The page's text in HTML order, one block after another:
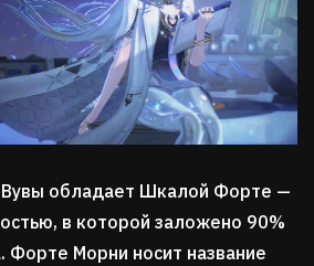
обладает Шкалой Форте —
в которой заложено 90%
Форте Морни носит название